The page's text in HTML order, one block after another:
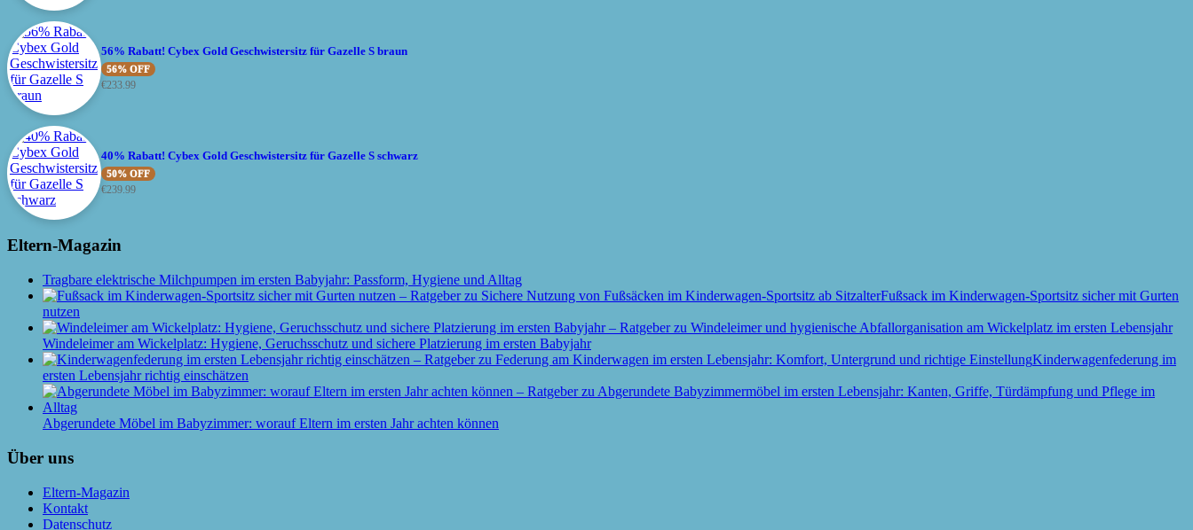
56% Rabatt! Cybex Gold Geschwistersitz für Gazelle S braun
56% OFF
€233.99
40% Rabatt! Cybex Gold Geschwistersitz für Gazelle S schwarz
50% OFF
€239.99
Eltern-Magazin
Tragbare elektrische Milchpumpen im ersten Babyjahr: Passform, Hygiene und Alltag
Fußsack im Kinderwagen-Sportsitz sicher mit Gurten
nutzen
Windeleimer am Wickelplatz: Hygiene, Geruchsschutz und sichere Platzierung im ersten Babyjahr
Kinderwagenfederung im
ersten Lebensjahr richtig einschätzen
Abgerundete Möbel im Babyzimmer: worauf Eltern im ersten Jahr achten können
Über uns
Eltern-Magazin
Kontakt
Datenschutz